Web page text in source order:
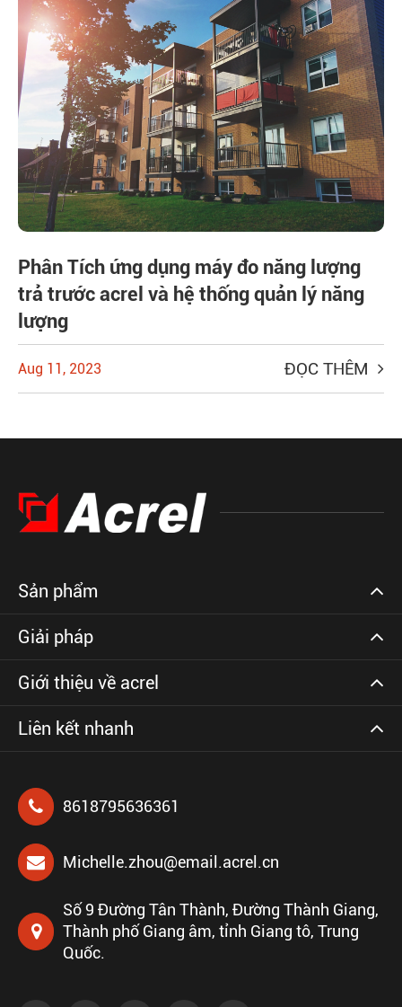
Phân Tích ứng dụng máy đo năng lượng
trả trước acrel và hệ thống quản lý năng
lượng
Aug 11, 2023 ĐỌC THÊM
Sản phẩm
Giải pháp
Giới thiệu về acrel
Liên kết nhanh
8618795636361
Michelle.zhou@email.acrel.cn
Số 9 Đường Tân Thành, Đường Thành Giang,
Thành phố Giang âm, tỉnh Giang tô, Trung
Quốc.